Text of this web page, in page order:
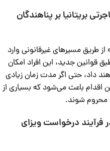
بریتانیا بر پناهندگان
از طریق مسیرهای غیرقانونی وارد
قوانین جدید، این افراد امکان
داد، حتی اگر مدت زمان زیادی
اقدام باعث می‌شود که بسیاری از
محروم شوند.
فرآیند درخواست ویزای